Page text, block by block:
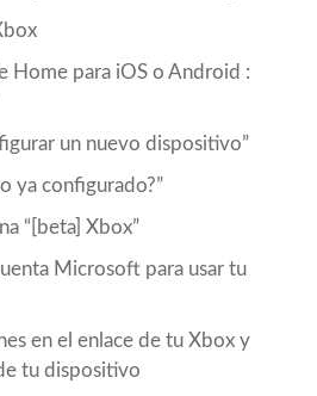
Home para iOS o Android :
un nuevo dispositivo”
ya configurado?”
“[beta] Xbox”
Microsoft para usar tu
en el enlace de tu Xbox y
tu dispositivo